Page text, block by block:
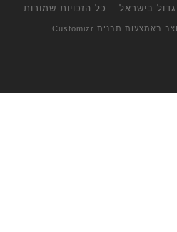
בישראל – כל הזכויות שמורות
באמצעות תבנית Customizr